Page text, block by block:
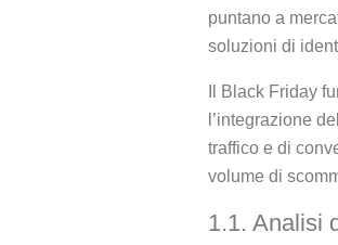
puntano a
soluzioni di
Il Black Friday
l’integrazione
traffico e di
volume di
1.1. Analisi